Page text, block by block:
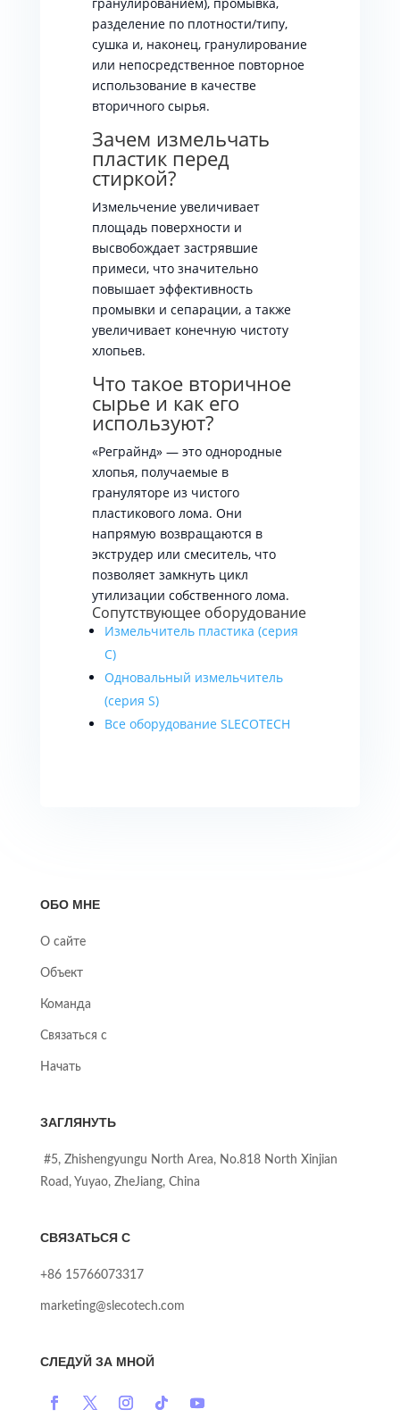
разделение по плотности/типу,
сушка и, наконец, гранулирование
или непосредственное повторное
использование в качестве
вторичного сырья.
Зачем измельчать
пластик перед
стиркой?
Измельчение увеличивает
площадь поверхности и
высвобождает застрявшие
примеси, что значительно
повышает эффективность
промывки и сепарации, а также
увеличивает конечную чистоту
хлопьев.
Что такое вторичное
сырье и как его
используют?
«Реграйнд» — это однородные
хлопья, получаемые в
грануляторе из чистого
пластикового лома. Они
напрямую возвращаются в
экструдер или смеситель, что
позволяет замкнуть цикл
утилизации собственного лома.
Сопутствующее оборудование
Измельчитель пластика (серия
C)
Одновальный измельчитель
(серия S)
Все оборудование SLECOTECH
ОБО МНЕ
О сайте
Объект
Команда
Связаться с
Начать
ЗАГЛЯНУТЬ
#5, Zhishengyungu North Area, No.818 North Xinjian
Road, Yuyao, ZheJiang, China
СВЯЗАТЬСЯ С
+86 15766073317
marketing@slecotech.com
СЛЕДУЙ ЗА МНОЙ